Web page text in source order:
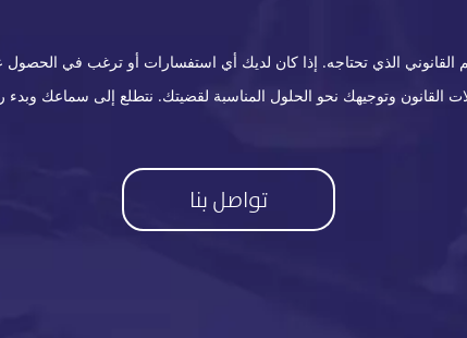
الذي تحتاجه. إذا كان لديك أي استفسارات أو ترغب في الحصول
القانون وتوجيهك نحو الحلول المناسبة لقضيتك. نتطلع إلى سماعك وبدء
تواصل بنا